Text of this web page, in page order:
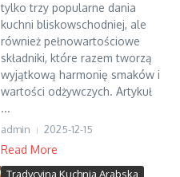
tylko trzy popularne dania
kuchni bliskowschodniej, ale
również pełnowartościowe
składniki, które razem tworzą
wyjątkową harmonię smaków i
wartości odżywczych. Artykuł
...
admin 2025-12-15
Read More
Tradycyjna Kuchnia Arabska